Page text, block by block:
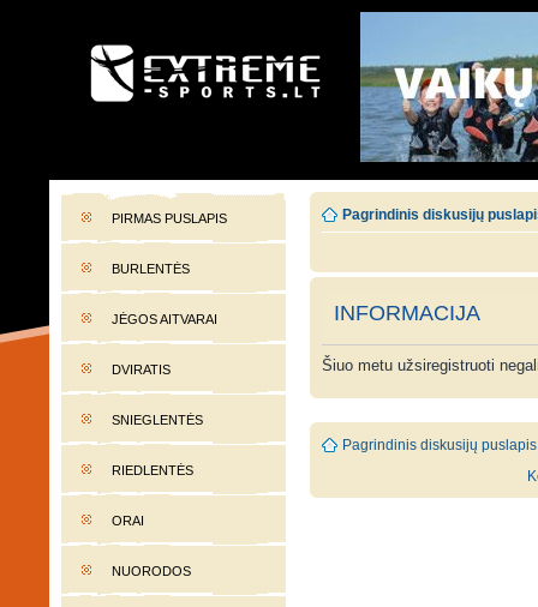
EXTREME-SPORTS.LT
PIRMAS PUSLAPIS
BURLENTĖS
JĖGOS AITVARAI
DVIRATIS
SNIEGLENTĖS
RIEDLENTĖS
ORAI
NUORODOS
Pagrindinis diskusijų
INFORMACIJA
Šiuo metu užsiregistruoti
Pagrindinis diskusijų puslapis